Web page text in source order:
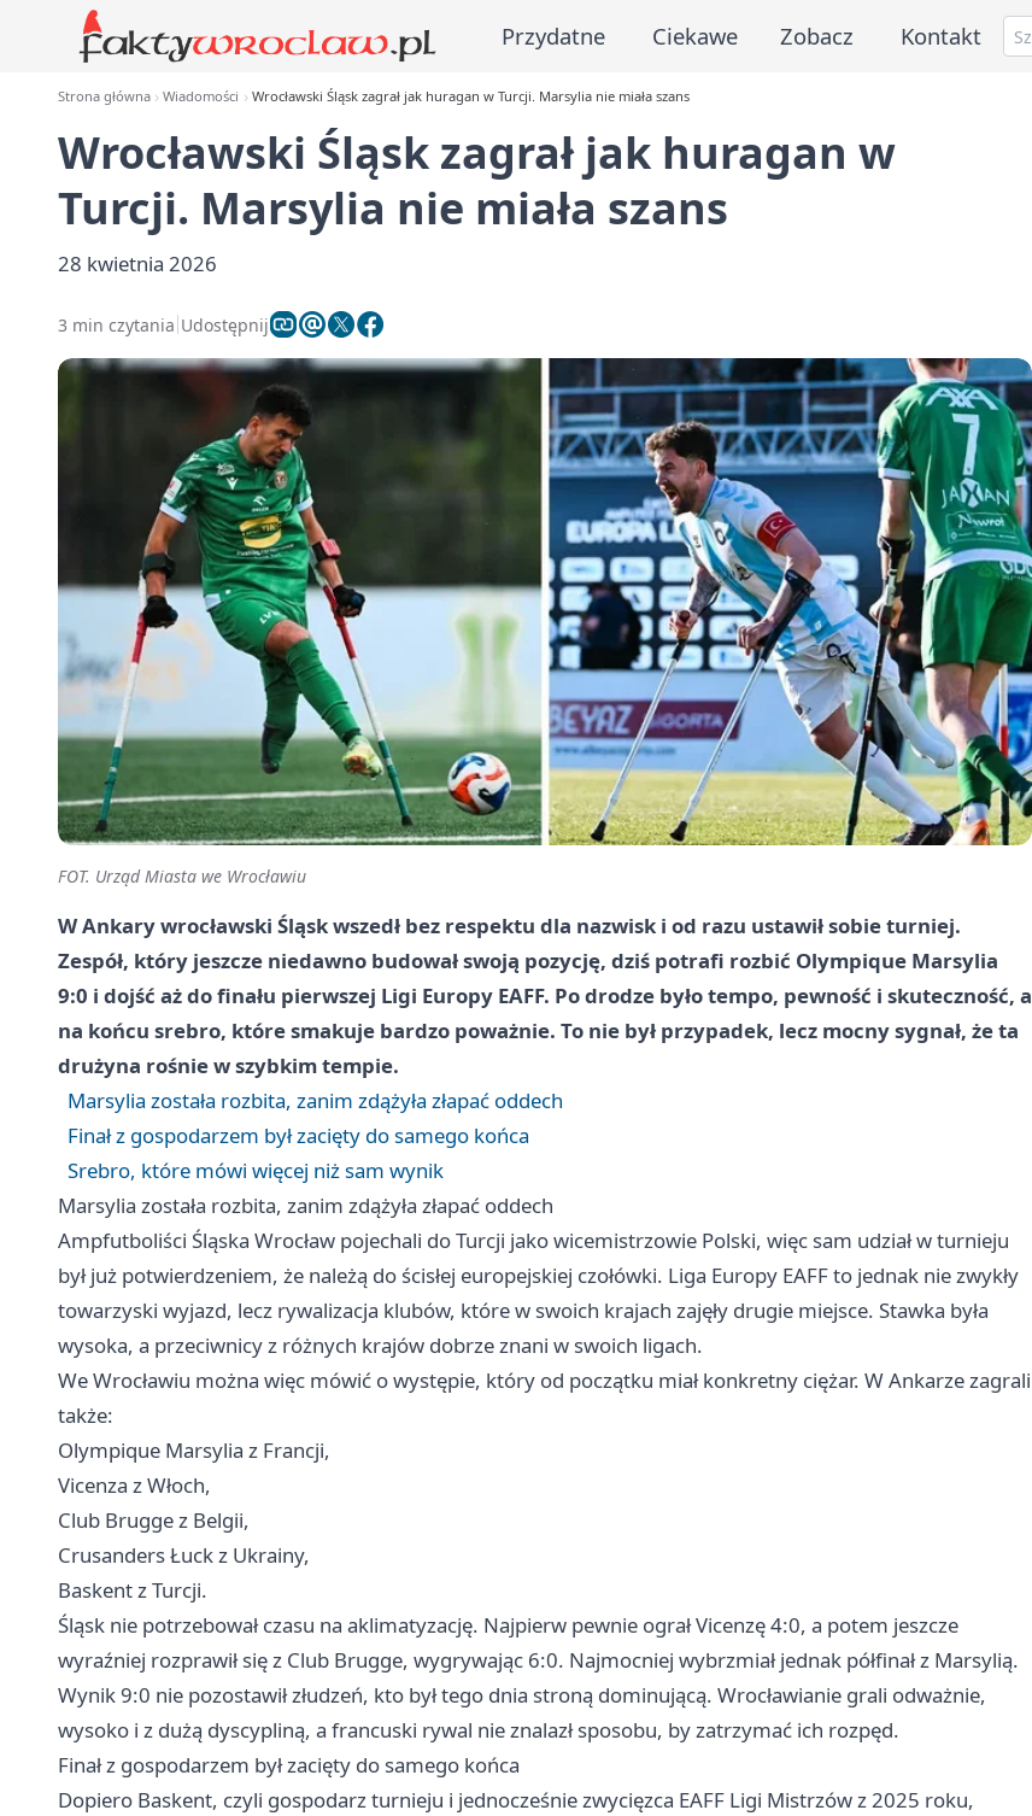
Przydatne Ciekawe Zobacz Kontakt
Strona główna Wiadomości Wrocławski Śląsk zagrał jak huragan w Turcji. Marsylia nie miała szans
Wrocławski Śląsk zagrał jak huragan w
Turcji. Marsylia nie miała szans
28 kwietnia 2026
3 min czytania Udostępnij
FOT. Urząd Miasta we Wrocławiu
W Ankary wrocławski Śląsk wszedł bez respektu dla nazwisk i od razu ustawił sobie turniej.
Zespół, który jeszcze niedawno budował swoją pozycję, dziś potrafi rozbić Olympique Marsylia
9:0 i dojść aż do finału pierwszej Ligi Europy EAFF. Po drodze było tempo, pewność i skuteczność, a
na końcu srebro, które smakuje bardzo poważnie. To nie był przypadek, lecz mocny sygnał, że ta
drużyna rośnie w szybkim tempie.
Marsylia została rozbita, zanim zdążyła złapać oddech
Finał z gospodarzem był zacięty do samego końca
Srebro, które mówi więcej niż sam wynik
Marsylia została rozbita, zanim zdążyła złapać oddech
Ampfutboliści Śląska Wrocław pojechali do Turcji jako wicemistrzowie Polski, więc sam udział w turnieju
był już potwierdzeniem, że należą do ścisłej europejskiej czołówki. Liga Europy EAFF to jednak nie zwykły
towarzyski wyjazd, lecz rywalizacja klubów, które w swoich krajach zajęły drugie miejsce. Stawka była
wysoka, a przeciwnicy z różnych krajów dobrze znani w swoich ligach.
We Wrocławiu można więc mówić o występie, który od początku miał konkretny ciężar. W Ankarze zagrali
także:
Olympique Marsylia z Francji,
Vicenza z Włoch,
Club Brugge z Belgii,
Crusanders Łuck z Ukrainy,
Baskent z Turcji.
Śląsk nie potrzebował czasu na aklimatyzację. Najpierw pewnie ograł Vicenzę 4:0, a potem jeszcze
wyraźniej rozprawił się z Club Brugge, wygrywając 6:0. Najmocniej wybrzmiał jednak półfinał z Marsylią.
Wynik 9:0 nie pozostawił złudzeń, kto był tego dnia stroną dominującą. Wrocławianie grali odważnie,
wysoko i z dużą dyscypliną, a francuski rywal nie znalazł sposobu, by zatrzymać ich rozpęd.
Finał z gospodarzem był zacięty do samego końca
Dopiero Baskent, czyli gospodarz turnieju i jednocześnie zwycięzca EAFF Ligi Mistrzów z 2025 roku,